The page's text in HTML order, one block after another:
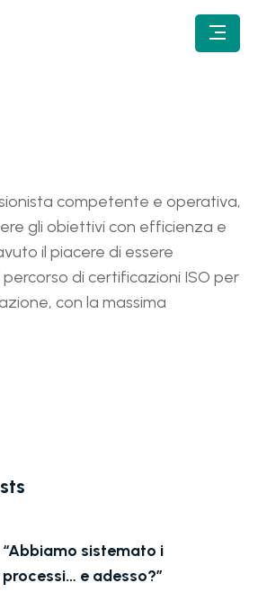
competente e operativa,
gli obiettivi con efficienza e
il piacere di essere
di certificazioni ISO per
con la massima
“Abbiamo sistemato i
processi… e adesso?”